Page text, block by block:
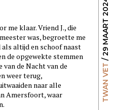
TWAN VET
/ 29 MAART 2024
me klaar. Vriend J., die
was, begroette me
als altijd en schoof naast
de opgewekte stemmen
van de Nacht van de
weer terug,
naar alle
Amersfoort, waar